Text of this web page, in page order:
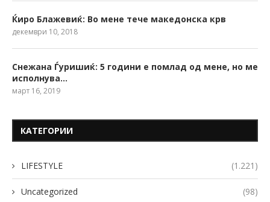
Ќиро Блажевиќ: Во мене тече македонска крв
декември 10, 2018
Снежана Ѓуришиќ: 5 години е помлад од мене, но ме
исполнува…
март 16, 2019
КАТЕГОРИИ
LIFESTYLE (1.221)
Uncategorized (98)